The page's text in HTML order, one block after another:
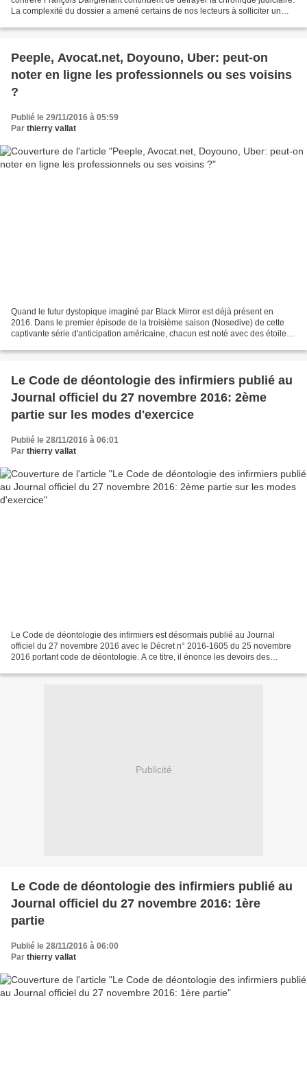
La complexité du dossier a amené certains de nos lecteurs à solliciter un
Peeple, Avocat.net, Doyouno, Uber: peut-on
noter en ligne les professionnels ou ses voisins
?
Publié le 29/11/2016 à 05:59
Par thierry vallat
Quand le futur dystopique imaginé par Black Mirror est déjà présent en
2016. Dans le premier épisode de la troisième saison (Nosedive) de cette
captivante série d'anticipation américaine, chacun est noté avec des étoiles:
Le Code de déontologie des infirmiers publié au
Journal officiel du 27 novembre 2016: 2ème
partie sur les modes d'exercice
Publié le 28/11/2016 à 06:01
Par thierry vallat
Le Code de déontologie des infirmiers est désormais publié au Journal
officiel du 27 novembre 2016 avec le Décret n° 2016-1605 du 25 novembre
2016 portant code de déontologie. A ce titre, il énonce les devoirs des
Publicité
Le Code de déontologie des infirmiers publié au
Journal officiel du 27 novembre 2016: 1ère
partie
Publié le 28/11/2016 à 06:00
Par thierry vallat